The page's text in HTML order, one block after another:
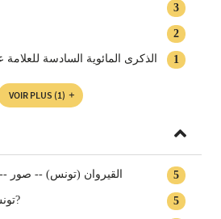
3
2
1 الذكرى المائوية السادسة
VOIR PLUS (1)
5 القيروان (تونس) -- صور --
5 تونس -- صور -- 1950-195?